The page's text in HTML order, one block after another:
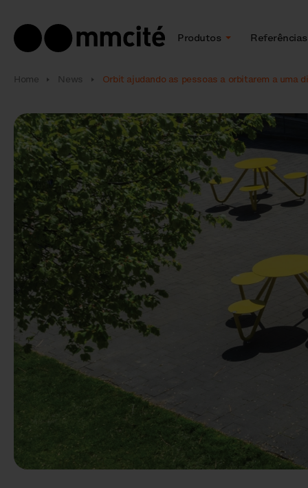
Produtos Referências
Home News Orbit ajudando as pessoas a orbitarem a uma